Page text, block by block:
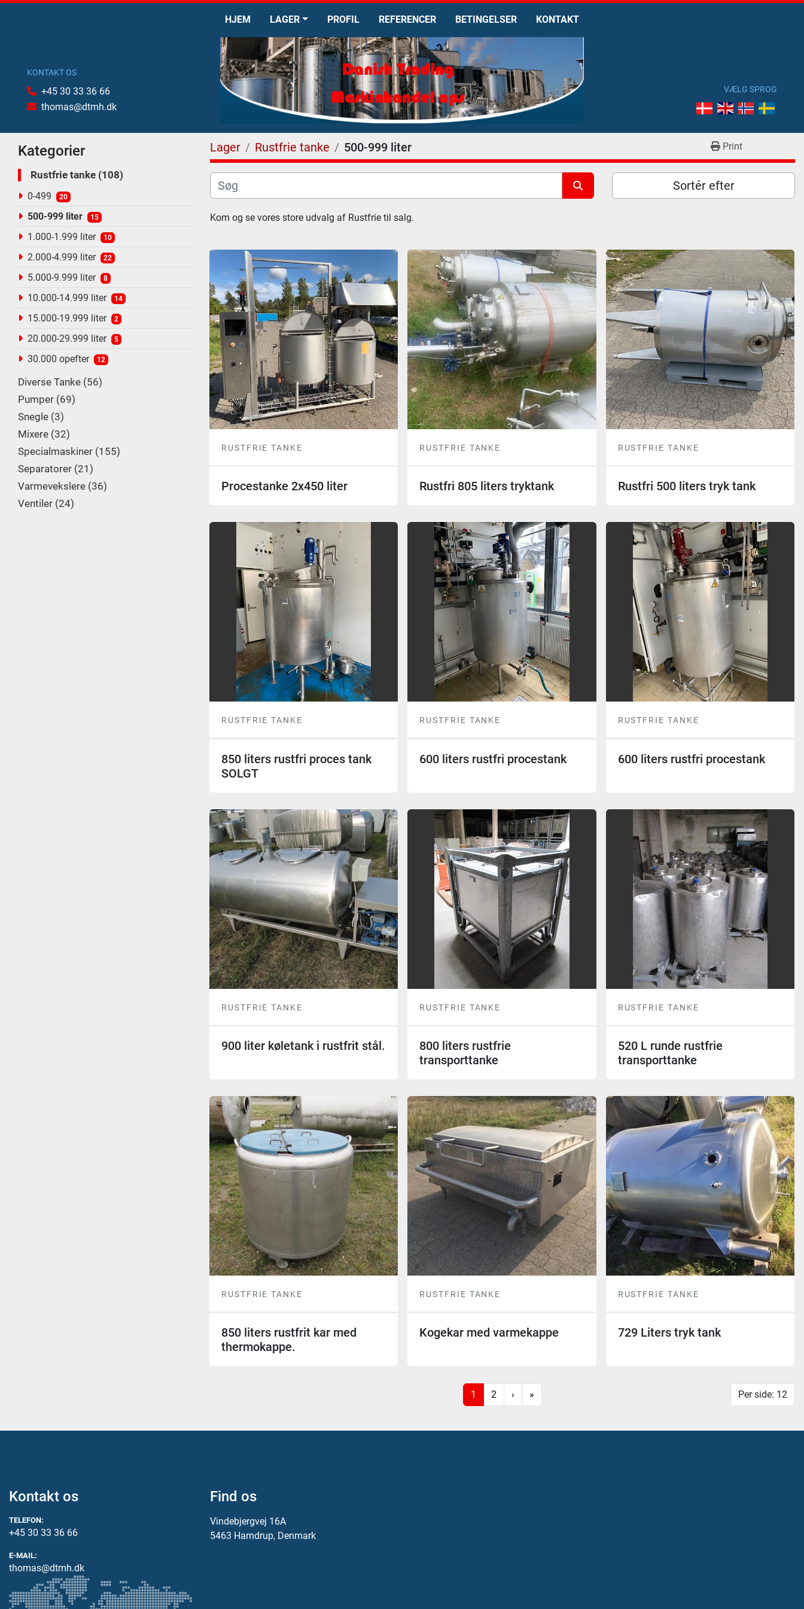
HJEM LAGER PROFIL REFERENCER BETINGELSER KONTAKT
KONTAKT OS
+45 30 33 36 66
thomas@dtmh.dk
VÆLG SPROG
Kategorier
Rustfrie tanke 108
0-499 20
500-999 liter 15
1.000-1.999 liter 10
2.000-4.999 liter 22
5.000-9.999 liter 8
10.000-14.999 liter 14
15.000-19.999 liter 2
20.000-29.999 liter 5
30.000 opefter 12
Diverse Tanke 56
Pumper 69
Snegle 3
Mixere 32
Specialmaskiner 155
Separatorer 21
Varmevekslere 36
Ventiler 24
Lager Rustfrie tanke 500-999 liter Print
Sortér efter
Kom og se vores store udvalg af Rustfrie til salg.
RUSTFRIE TANKE
Procestanke 2x450 liter
RUSTFRIE TANKE
Rustfri 805 liters tryktank
RUSTFRIE TANKE
Rustfri 500 liters tryk tank
RUSTFRIE TANKE
850 liters rustfri proces tank
SOLGT
RUSTFRIE TANKE
600 liters rustfri procestank
RUSTFRIE TANKE
600 liters rustfri procestank
RUSTFRIE TANKE
900 liter køletank i rustfrit stål.
RUSTFRIE TANKE
800 liters rustfrie
transporttanke
RUSTFRIE TANKE
520 L runde rustfrie
transporttanke
RUSTFRIE TANKE
850 liters rustfrit kar med
thermokappe.
RUSTFRIE TANKE
Kogekar med varmekappe
RUSTFRIE TANKE
729 Liters tryk tank
1 2 › » Per side: 12
Kontakt os
TELEFON:
+45 30 33 36 66
E-MAIL:
thomas@dtmh.dk
Find os
Vindebjergvej 16A
5463 Harndrup, Denmark